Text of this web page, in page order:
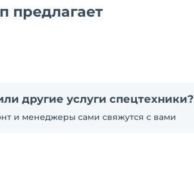
предлагает
другие услуги спецтехники?
и менеджеры сами свяжутся с вами